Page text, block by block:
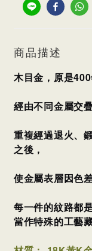
商品描述
木目金，原是
經由不同金屬交
重複經過退火、
之後，
使金屬表層因色
每一件的紋路都
當作特殊的工藝